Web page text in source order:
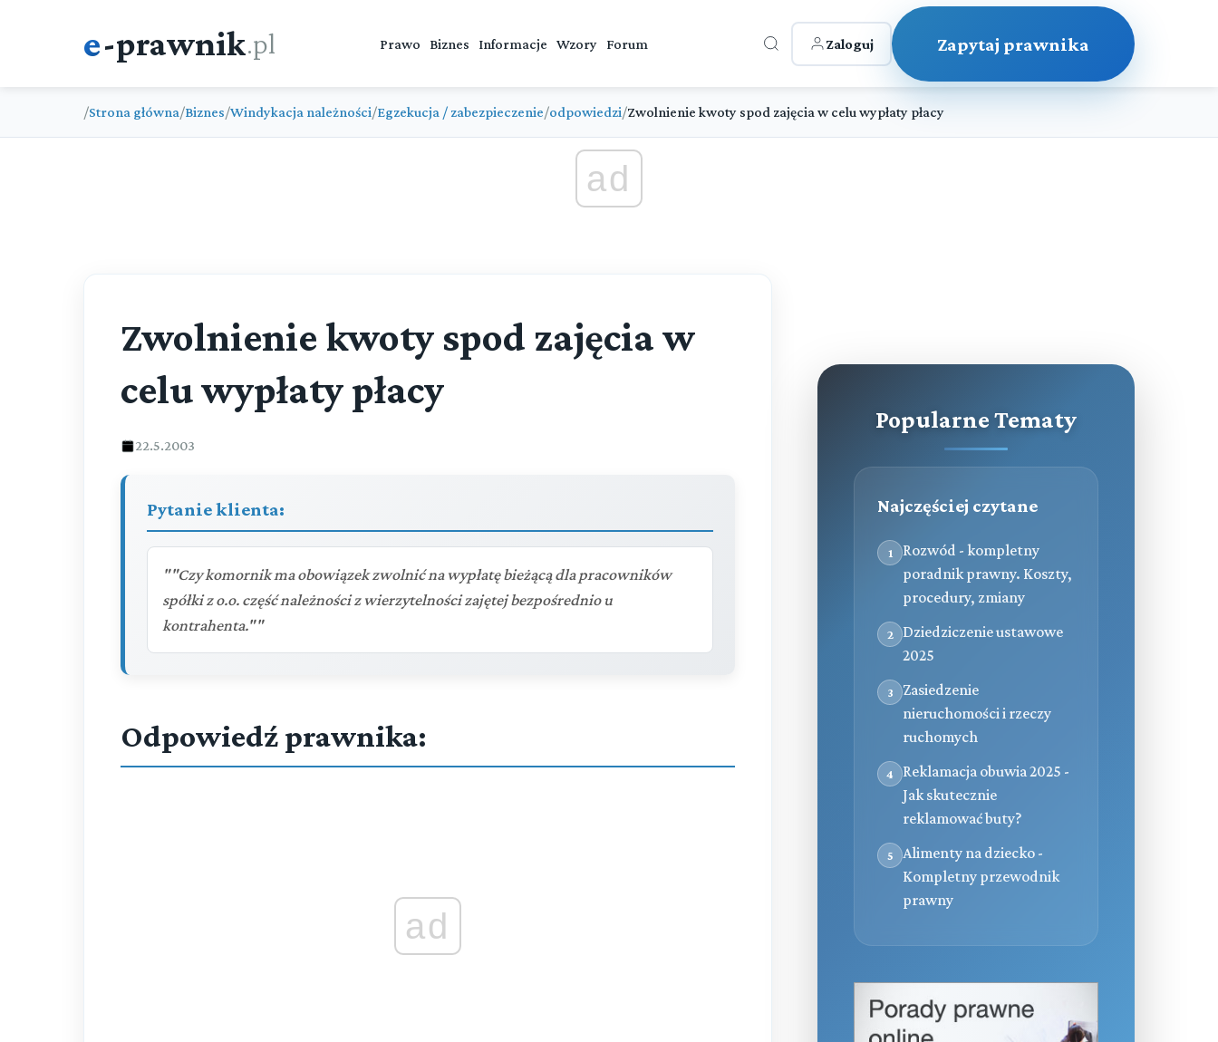
e-prawnik.pl Prawo Biznes Informacje Wzory Forum Zaloguj Zapytaj prawnika
/Strona główna/Biznes/Windykacja należności/Egzekucja / zabezpieczenie/odpowiedzi/Zwolnienie kwoty spod zajęcia w celu wypłaty płacy
ad
Zwolnienie kwoty spod zajęcia w
celu wypłaty płacy
22.5.2003
Pytanie klienta:
""Czy komornik ma obowiązek zwolnić na wypłatę bieżącą dla pracowników
spółki z o.o. część należności z wierzytelności zajętej bezpośrednio u
kontrahenta.""
Odpowiedź prawnika:
ad
Popularne Tematy
Najczęściej czytane
1
Rozwód - kompletny
poradnik prawny. Koszty,
procedury, zmiany
2
Dziedziczenie ustawowe
2025
3
Zasiedzenie
nieruchomości i rzeczy
ruchomych
4
Reklamacja obuwia 2025 -
Jak skutecznie
reklamować buty?
5
Alimenty na dziecko -
Kompletny przewodnik
prawny